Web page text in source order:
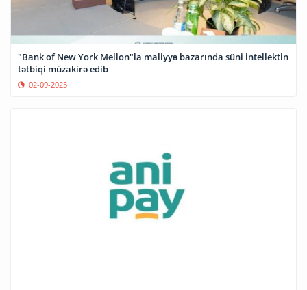
"Bank of New York Mellon"la maliyyə bazarında süni intellektin
tətbiqi müzakirə edib
02-09-2025